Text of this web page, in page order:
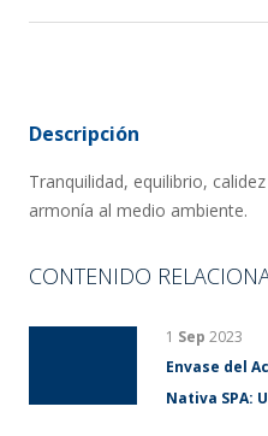
Descripción
Tranquilidad, equilibrio,
armonía al medio ambiente.
CONTENIDO
1 Sep 2023
Envase del
Nativa SPA: